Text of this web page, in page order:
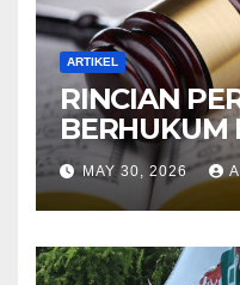
ARTIKEL
RINCIAN
BERHUKUM
HUKUM
KITAB AT-
KITAB AT-
MAY 30, 2026